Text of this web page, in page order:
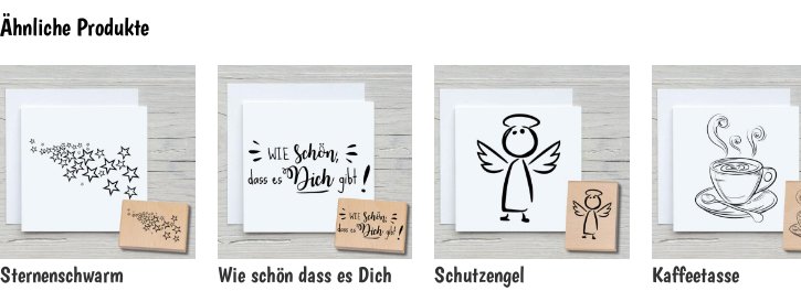
Ähnliche Produkte
Sternenschwarm
Wie schön dass es Dich
Schutzengel Kaffeetasse